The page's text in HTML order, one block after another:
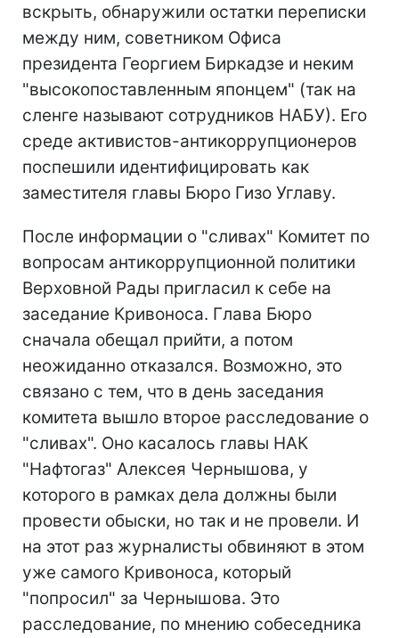
вскрыть, обнаружили остатки переписки
между ним, советником Офиса
президента Георгием Биркадзе и неким
"высокопоставленным японцем" (так на
сленге называют сотрудников НАБУ). Его
среде активистов-антикоррупционеров
поспешили идентифицировать как
заместителя главы Бюро Гизо Углаву.
После информации о "сливах" Комитет по
вопросам антикоррупционной политики
Верховной Рады пригласил к себе на
заседание Кривоноса. Глава Бюро
сначала обещал прийти, а потом
неожиданно отказался. Возможно, это
связано с тем, что в день заседания
комитета вышло второе расследование о
"сливах". Оно касалось главы НАК
"Нафтогаз" Алексея Чернышова, у
которого в рамках дела должны были
провести обыски, но так и не провели. И
на этот раз журналисты обвиняют в этом
уже самого Кривоноса, который
"попросил" за Чернышова. Это
расследование, по мнению собеседника